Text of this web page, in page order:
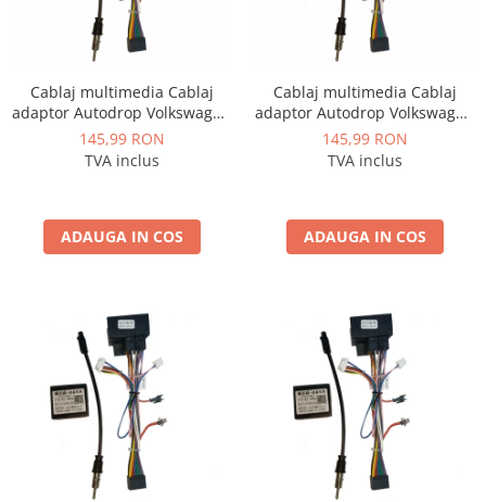
Rame adaptoare Dacia
Rame adaptoare BMW
Rame adaptoare Renault
Rame adaptoare Honda
Rame Adaptoare Porsche
Rame adaptoare Peugeot
Rame adaptoare Citroen
Cablaj multimedia Cablaj
adaptor Autodrop Volkswagen
Polo (2004-2010) pentru
Navigații multimedia Android
145,99 RON
TVA inclus
ADAUGA IN COS
Cablaj multimedia Cablaj
adaptor Autodrop Volkswagen
Tiguan (2008-2010) pentru
Navigații multimedia Android
145,99 RON
TVA inclus
ADAUGA IN COS